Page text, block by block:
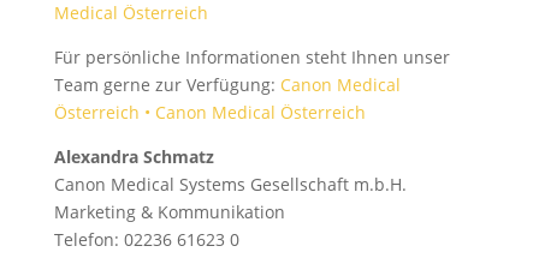
Medical Österreich
Für persönliche Informationen steht Ihnen unser
Team gerne zur Verfügung: Canon Medical
Österreich • Canon Medical Österreich
Alexandra Schmatz
Canon Medical Systems Gesellschaft m.b.H.
Marketing & Kommunikation
Telefon: 02236 61623 0